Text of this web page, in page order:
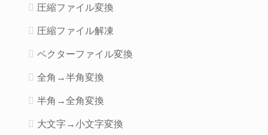
圧縮ファイル変換
圧縮ファイル解凍
ベクターファイル変換
全角→半角変換
半角→全角変換
大文字→小文字変換